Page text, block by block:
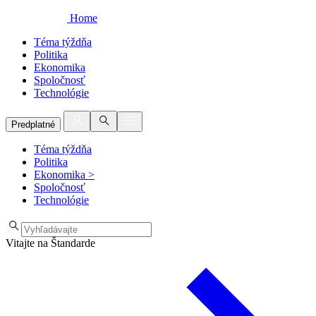
Home
Téma týždňa
Politika
Ekonomika
Spoločnosť
Technológie
Predplatné
Téma týždňa
Politika
Ekonomika >
Spoločnosť
Technológie
Vitajte na Štandarde